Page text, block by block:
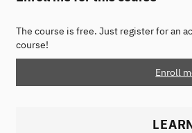
The course is free. Just register for an
course!
Enroll